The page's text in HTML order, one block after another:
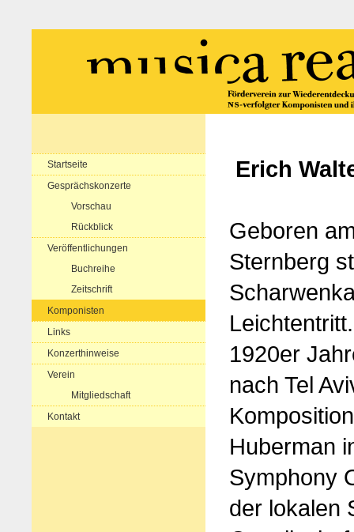
Startseite
Gesprächskonzerte
Vorschau
Rückblick
Veröffentlichungen
Buchreihe
Zeitschrift
Komponisten
Links
Konzerthinweise
Verein
Mitgliedschaft
Kontakt
Erich
Geboren
Sternberg
1920er
nach Tel
Huberman
Symphony
der lokalen